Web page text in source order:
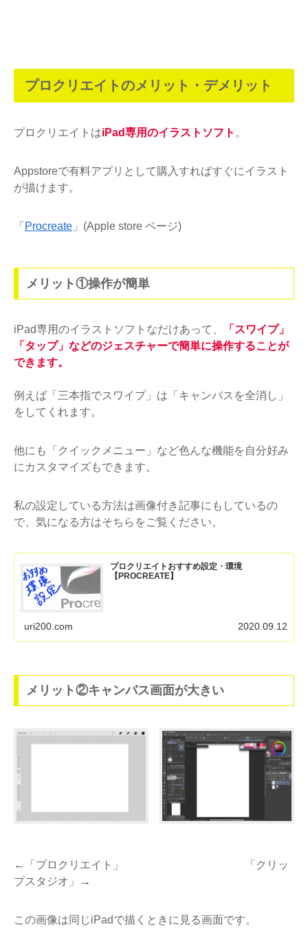
プロクリエイトのメリット・デメリット
プロクリエイトはiPad専用のイラストソフト 。
Appstoreで有料アプリとして購入すればすぐにイラスト
が描けます。
「 Procreate 」(Apple store ページ)
メリット①操作が簡単
iPad専用のイラストソフトなだけあって、
「スワイプ」
「タップ」などのジェスチャーで簡単に操作することが
できます。
例えば「三本指でスワイプ」は「キャンバスを全消し」
をしてくれます。
他にも「クイックメニュー」など色んな機能を自分好み
にカスタマイズもできます。
私の設定している方法は画像付き記事にもしているの
で、気になる方はそちらをご覧ください。
プロクリエイトおすすめ設定・環境
【PROCREATE】
uri200.com 2020.09.12
メリット②キャンバス画面が大きい
←「プロクリエイト」 「クリッ
プスタジオ」→
この画像は同じiPadで描くときに見る画面です。